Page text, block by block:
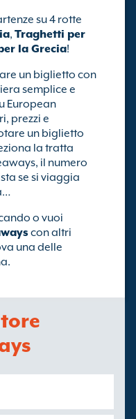
su 4 rotte
, Traghetti per
la Grecia!
un biglietto con
semplice e
European
prezzi e
un biglietto
la tratta
il numero
se si viaggia
o vuoi
con altri
una delle